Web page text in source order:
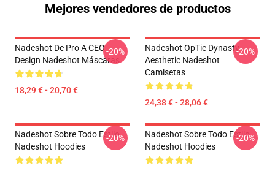
Mejores vendedores de productos
Nadeshot De Pro A CEO
Design Nadeshot Máscaras
18,29 € - 20,70 €
-20%
Nadeshot OpTic Dynasty
Aesthetic Nadeshot
Camisetas
24,38 € - 28,06 €
-20%
Nadeshot Sobre Todo Estilo
Nadeshot Hoodies
-20%
Nadeshot Sobre Todo Estilo
Nadeshot Hoodies
-20%